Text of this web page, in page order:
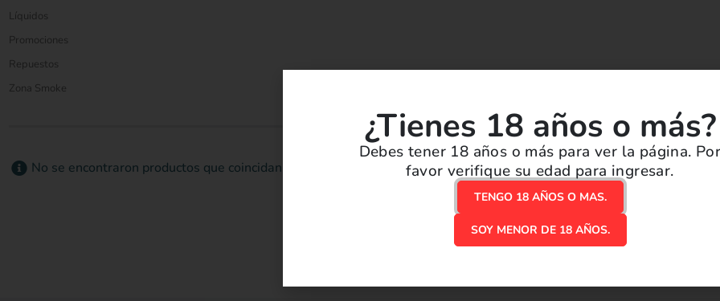
Líquidos
Promociones
Repuestos
Zona Smoke
No se encontraron productos que coincidan con su selección.
¿Tienes 18 años o más?
Debes tener 18 años o más para ver la página.
favor verifique su edad para ingresar.
TENGO 18 AÑOS O MAS.
SOY MENOR DE 18 AÑOS.